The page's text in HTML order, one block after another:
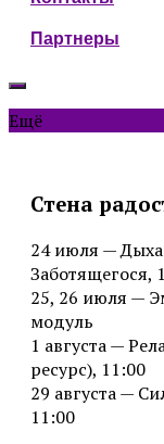
Партнеры
Ещё
Стена
24 июля —
Заботящегося,
25, 26 июля —
модуль
1 августа —
ресурс), 11:00
29 августа —
11:00